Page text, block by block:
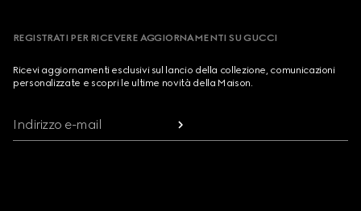
REGISTRATI PER RICEVERE AGGIORNAMENTI SU GUCCI
Ricevi aggiornamenti esclusivi sul lancio della collezione, comunicazioni
personalizzate e scopri le ultime novità della Maison.
Indirizzo e-mail